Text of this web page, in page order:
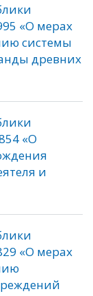
«О мерах
системы
древних
«О
и
«О мерах